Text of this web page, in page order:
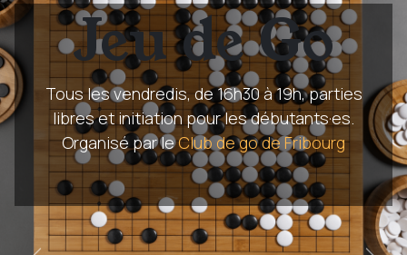
Jeu de Go
Tous les vendredis, de 16h30 à 19h, parties
libres et initiation pour les débutants·es.
Organisé par leClub de go de Fribourg